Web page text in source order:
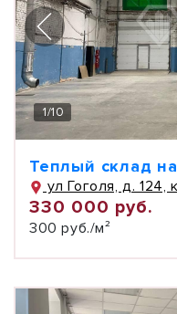
1/10
Теплый склад
ул Гоголя, д. 124,
330 000 руб.
300 руб./м²